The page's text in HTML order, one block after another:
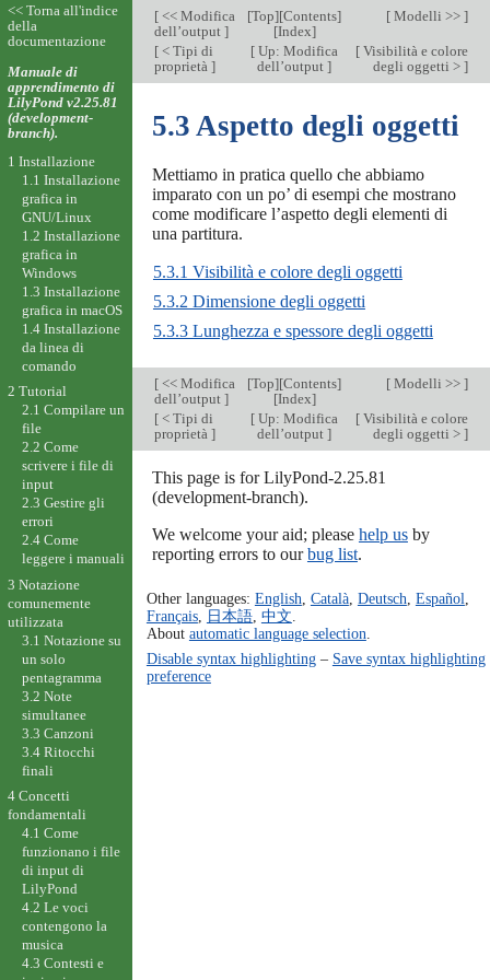
[<< Modifica
dell’output ]
[Top][Contents]
[Index]
[Modelli >> ]
[< Tipi di
proprietà ]
[ Up: Modifica
dell’output]
[Visibilità e colore
degli oggetti > ]
5.3 Aspetto degli oggetti
Mettiamo in pratica quello che abbiamo
imparato con un po’ di esempi che mostrano
come modificare l’aspetto degli elementi di
una partitura.
5.3.1 Visibilità e colore degli oggetti
5.3.2 Dimensione degli oggetti
5.3.3 Lunghezza e spessore degli oggetti
[<< Modifica
dell’output ]
[Top][Contents]
[Index]
[Modelli >> ]
[< Tipi di
proprietà ]
[ Up: Modifica
dell’output]
[Visibilità e colore
degli oggetti > ]
This page is for LilyPond-2.25.81
(development-branch).
We welcome your aid; please help usby
reporting errors to ourbug list.
Other languages: English Català, Deutsch Español
Français, 日本語, 中文
About automatic language selection
Disable syntax highlighting– Save syntax highlighting
preference
<< Torna all'indice
della
documentazione
Manuale di
apprendimento di
LilyPond v2.25.81
(development-
branch).
1 Installazione
1.1 Installazione
grafica in
GNU/Linux
1.2 Installazione
grafica in
Windows
1.3 Installazione
grafica in macOS
1.4 Installazione
da linea di
comando
2 Tutorial
2.1 Compilare un
file
2.2 Come
scrivere i file di
input
2.3 Gestire gli
errori
2.4 Come
leggere i manuali
3 Notazione
comunemente
utilizzata
3.1 Notazione su
un solo
pentagramma
3.2 Note
simultanee
3.3 Canzoni
3.4 Ritocchi
finali
4 Concetti
fondamentali
4.1 Come
funzionano i file
di input di
LilyPond
4.2 Le voci
contengono la
musica
4.3 Contesti e